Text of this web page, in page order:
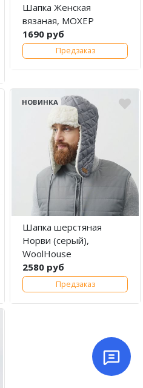
Шапка Женская
вязаная, МОХЕР
1690 руб
Предзаказ
НОВИНКА
Шапка шерстяная
Норви (серый),
WoolHouse
2580 руб
Предзаказ